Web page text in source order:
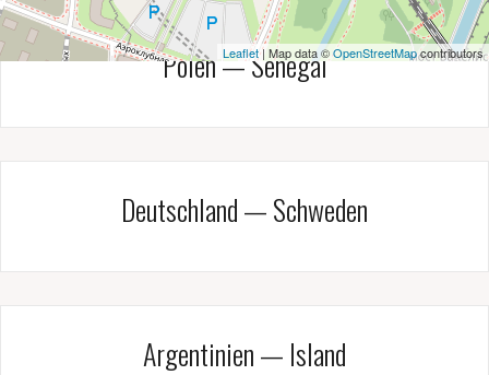
Leaflet| Map data ©OpenStreetMapcontributors
Polen — Senegal
Deutschland — Schweden
Argentinien — Island